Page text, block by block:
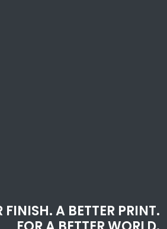
FINISH.A BETTER PRINT.